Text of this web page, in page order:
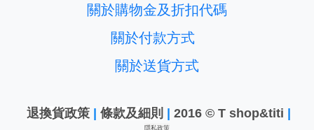
關於購物金及折扣代碼
關於付款方式
關於送貨方式
退換貨政策 | 條款及細則 | 2016 © T shop&titi |
隱私政策